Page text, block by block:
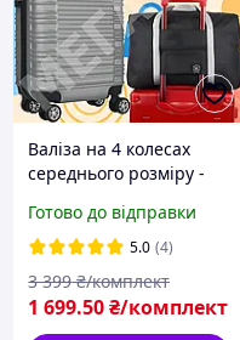
Валіза на 4 колесах
середнього розміру -
полікарбонату з
висувною ручкою
Готово до відправки
5.0 (4)
1 699.50₴/комплект
3 399 ₴/комплект